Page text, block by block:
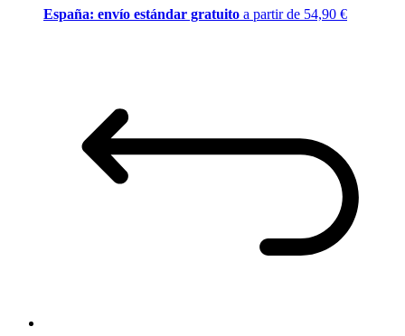
España: envío estándar gratuito a partir de 54,90 €